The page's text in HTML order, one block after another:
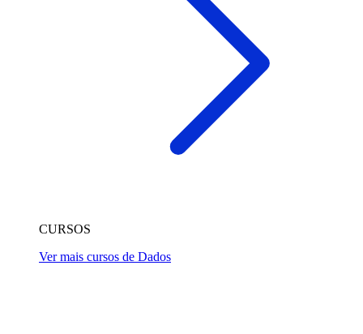
CURSOS
Ver mais cursos de Dados